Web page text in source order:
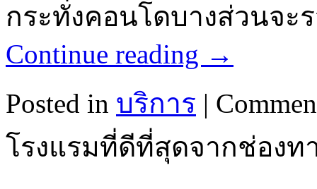
กระทั่งคอนโดบางส่วนจ
Continue reading →
Posted in บริการ |
โรงแรมที่ดีที่สุดจากช่องท